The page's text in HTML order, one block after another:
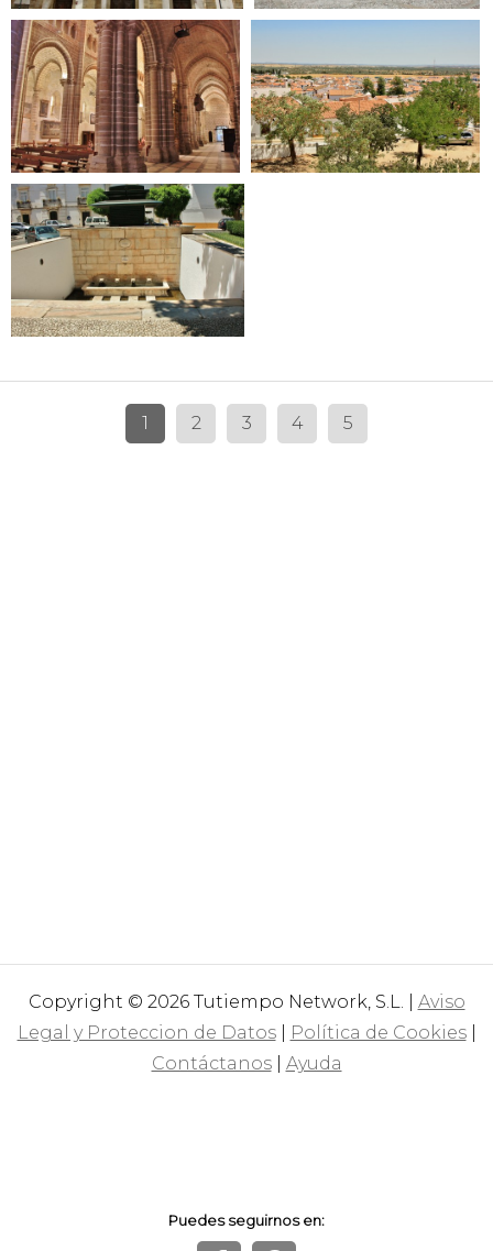
1 2 3 4 5
Copyright © 2026 Tutiempo Network, S.L. | Aviso
Legal y Proteccion de Datos| Política de Cookies|
Contáctanos| Ayuda
Puedes seguirnos en: